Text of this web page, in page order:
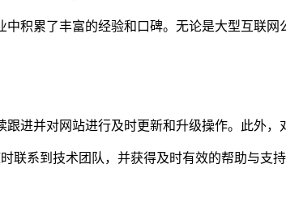
积累了丰富的经验和口碑。无论是大型互联
进并对网站进行及时更新和升级操作。此外
联系到技术团队，并获得及时有效的帮助与支